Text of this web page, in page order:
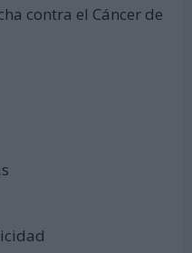
contra el Cáncer de